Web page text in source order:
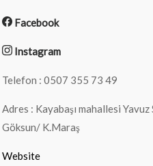
Facebook
Instagram
Telefon : 0507 355 73 49
Adres : Kayabaşı mahallesi
Göksun/ K.Maraş
Website